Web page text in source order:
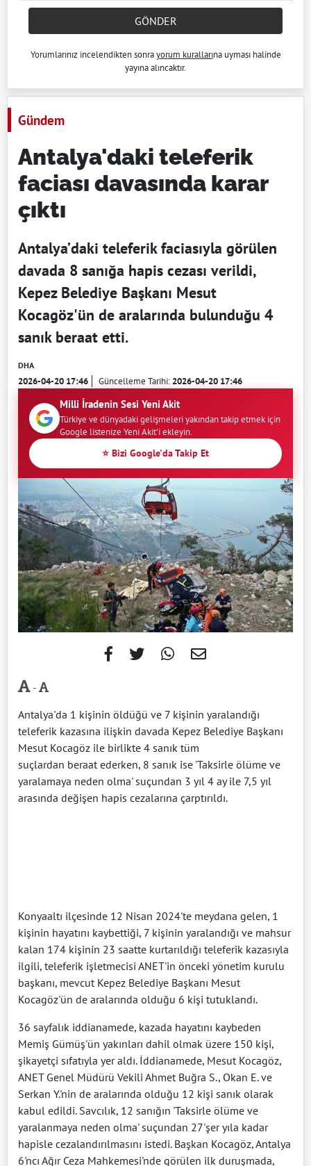
GÖNDER
Yorumlarınız incelendikten sonrayorum kurallarına uyması halinde
yayına alıncaktır.
Gündem
Antalya'daki teleferik
faciası davasında karar
çıktı
Antalya’daki teleferik faciasıyla görülen
davada 8 sanığa hapis cezası verildi,
Kepez Belediye Başkanı Mesut
Kocagöz'ün de aralarında bulunduğu 4
sanık beraat etti.
DHA
2026-04-20 17:46 Güncelleme Tarihi:2026-04-20 17:46
Milli İradenin Sesi Yeni Akit
Türkiye ve dünyadaki gelişmeleri yakından takip etmek için
Google listenize Yeni Akit'i ekleyin.
⭐ Bizi Google'da Takip Et
-
Antalya'da 1 kişinin öldüğü ve 7 kişinin yaralandığı
teleferik kazasına ilişkin davada Kepez Belediye Başkanı
Mesut Kocagöz ile birlikte 4 sanık tüm
suçlardan beraat ederken, 8 sanık ise 'Taksirle ölüme ve
yaralamaya neden olma' suçundan 3 yıl 4 ay ile 7,5 yıl
arasında değişen hapis cezalarına çarptırıldı.
Konyaaltı ilçesinde 12 Nisan 2024'te meydana gelen, 1
kişinin hayatını kaybettiği, 7 kişinin yaralandığı ve mahsur
kalan 174 kişinin 23 saatte kurtarıldığı teleferik kazasıyla
ilgili, teleferik işletmecisi ANET'in önceki yönetim kurulu
başkanı, mevcut Kepez Belediye Başkanı Mesut
Kocagöz'ün de aralarında olduğu 6 kişi tutuklandı.
36 sayfalık iddianamede, kazada hayatını kaybeden
Memiş Gümüş'ün yakınları dahil olmak üzere 150 kişi,
şikayetçi sıfatıyla yer aldı. İddianamede, Mesut Kocagöz,
ANET Genel Müdürü Vekili Ahmet Buğra S., Okan E. ve
Serkan Y.'nin de aralarında olduğu 12 kişi sanık olarak
kabul edildi. Savcılık, 12 sanığın 'Taksirle ölüme ve
yaralanmaya neden olma' suçundan 27'şer yıla kadar
hapisle cezalandırılmasını istedi. Başkan Kocagöz, Antalya
6'ncı Ağır Ceza Mahkemesi'nde görülen ilk duruşmada,